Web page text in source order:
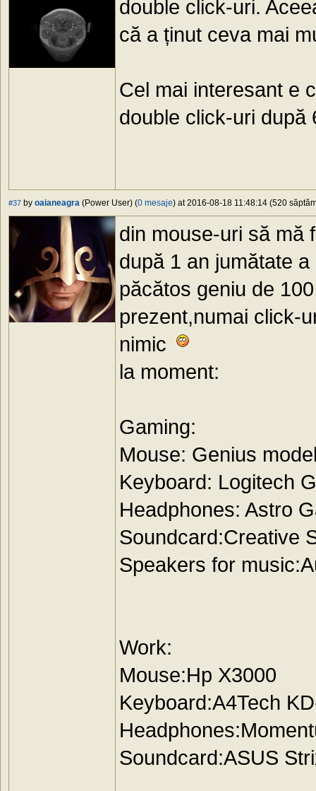
double click-uri.
că a ținut ceva mai
Cel mai interesant e
double click-uri după
#37 by oaianeagra (Power User) (0 mesaje) at 2016-08-18 11:48:14 (520
din mouse-uri să mă
după 1 an jumătate
păcătos geniu de
prezent,numai click-
nimic
la moment:
Gaming:
Mouse: Genius
Keyboard: Logitech
Headphones: Astro
Soundcard:Creative
Speakers for
Work:
Mouse:Hp X3000
Keyboard:A4Tech
Soundcard:ASUS